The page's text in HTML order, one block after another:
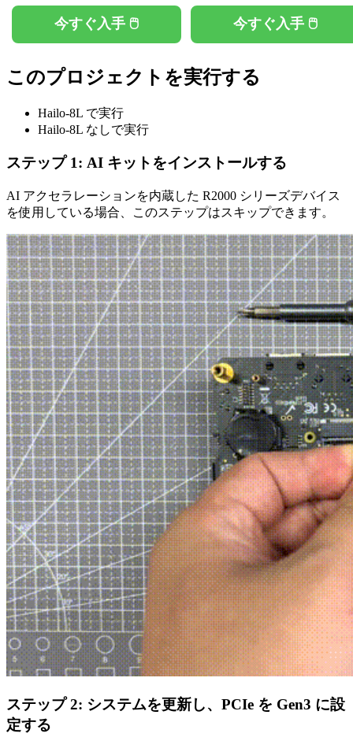
今すぐ入手 🖱️ 今すぐ入手 🖱️
このプロジェクトを実行する
Hailo-8L で実行
Hailo-8L なしで実行
ステップ 1: AI キットをインストールする
AI アクセラレーションを内蔵した R2000 シリーズデバイス
を使用している場合、このステップはスキップできます。
ステップ 2: システムを更新し、PCIe を Gen3 に設
定する